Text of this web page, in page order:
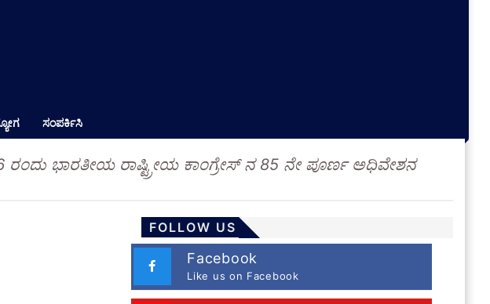
ಸಂಪರ್ಕಿಸಿ
ಭಾರತೀಯ ರಾಷ್ಟ್ರೀಯ ಕಾಂಗ್ರೇಸ್ ನ 85 ನೇ ಪೂರ್ಣ ಅಧಿವೇಶನ
FOLLOW US
Facebook
Like us on Facebook